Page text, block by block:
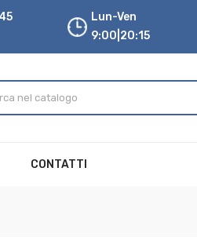
Lun-Ven
9:00|20:15
CONTATTI